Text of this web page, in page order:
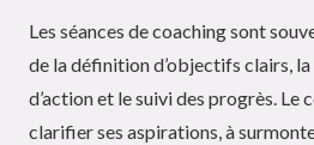
Les séances de coaching sont
de la définition d’objectifs clairs,
d’action et le suivi des progrès. Le
clarifier ses aspirations, à